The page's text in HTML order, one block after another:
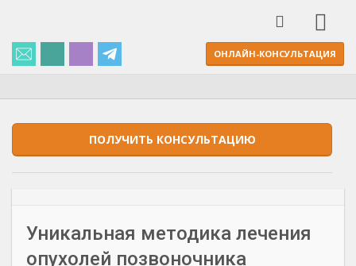
ОНЛАЙН-КОНСУЛЬТАЦИЯ
ПОЛУЧИТЬ КОНСУЛЬТАЦИЮ
Уникальная методика лечения
опухолей позвоночника